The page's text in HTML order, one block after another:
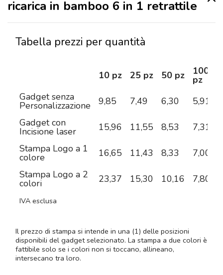
ricarica in bamboo 6 in 1 retrattile
Tabella prezzi per quantità
10 pz 25 pz 50 pz 100
pz
Gadget senza
Personalizzazione 9,85 7,49 6,30 5,91
Gadget con
Incisione laser 15,96 11,55 8,53 7,31
Stampa Logo a 1
colore 16,65 11,43 8,33 7,00
Stampa Logo a 2
colori 23,37 15,30 10,16 7,80
IVA esclusa
Il prezzo di stampa si intende in una (1) delle posizioni
disponibili del gadget selezionato. La stampa a due colori è
fattibile solo se i colori non si toccano, allineano,
intersecano tra loro.